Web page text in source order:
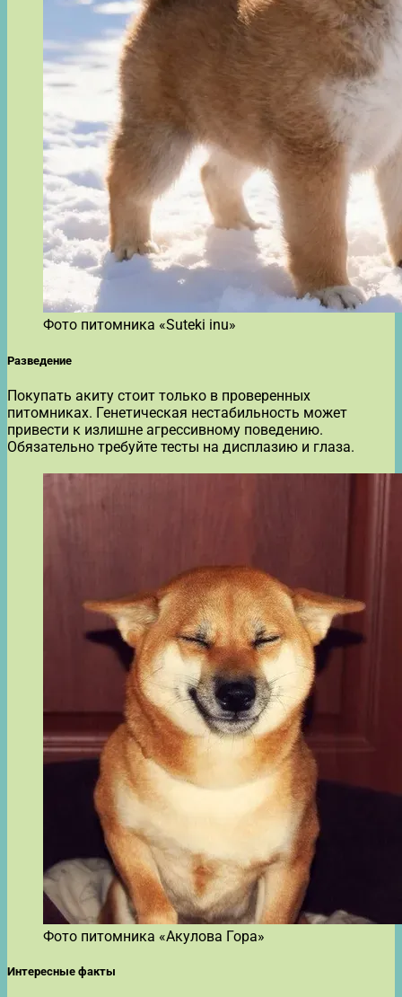
Фото питомника «Suteki inu»
Разведение
Покупать акиту стоит только в проверенных
питомниках. Генетическая нестабильность может
привести к излишне агрессивному поведению.
Обязательно требуйте тесты на дисплазию и глаза.
Фото питомника «Акулова Гора»
Интересные факты